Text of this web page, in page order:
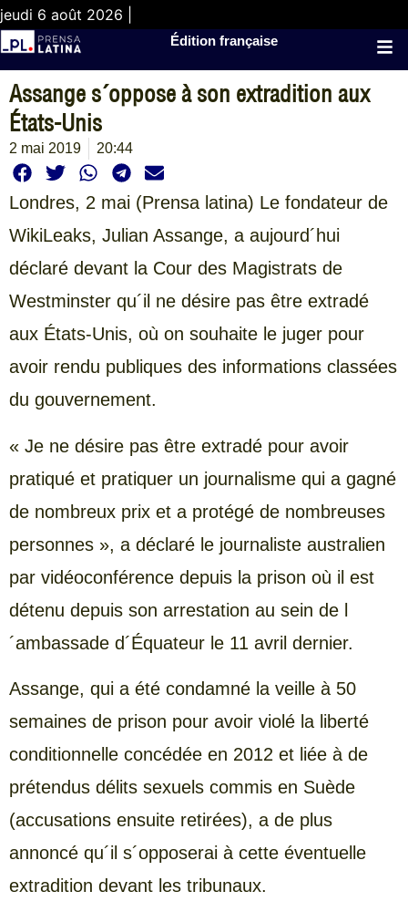
jeudi 6 août 2026 |
Édition française
Assange s´oppose à son extradition aux
États-Unis
2 mai 2019 20:44
Londres, 2 mai (Prensa latina) Le fondateur de
WikiLeaks, Julian Assange, a aujourd´hui
déclaré devant la Cour des Magistrats de
Westminster qu´il ne désire pas être extradé
aux États-Unis, où on souhaite le juger pour
avoir rendu publiques des informations classées
du gouvernement.
« Je ne désire pas être extradé pour avoir
pratiqué et pratiquer un journalisme qui a gagné
de nombreux prix et a protégé de nombreuses
personnes », a déclaré le journaliste australien
par vidéoconférence depuis la prison où il est
détenu depuis son arrestation au sein de l
´ambassade d´Équateur le 11 avril dernier.
Assange, qui a été condamné la veille à 50
semaines de prison pour avoir violé la liberté
conditionnelle concédée en 2012 et liée à de
prétendus délits sexuels commis en Suède
(accusations ensuite retirées), a de plus
annoncé qu´il s´opposerai à cette éventuelle
extradition devant les tribunaux.